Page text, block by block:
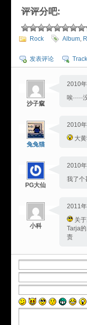
评评分吧:
Rock Album,
发表评论
沙子窳
2010
唉
兔兔猫
2010
大黄
PG大仙
2010
我了个
小科
2011
关
Tarja
责